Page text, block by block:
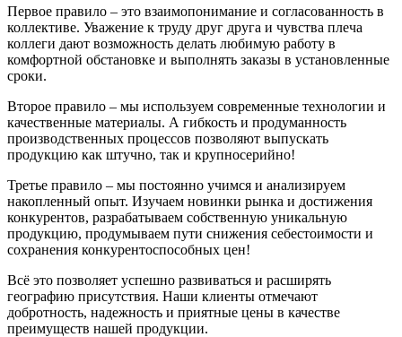
Первое правило – это взаимопонимание и согласованность в
коллективе. Уважение к труду друг друга и чувства плеча
коллеги дают возможность делать любимую работу в
комфортной обстановке и выполнять заказы в установленные
сроки.
Второе правило – мы используем современные технологии и
качественные материалы. А гибкость и продуманность
производственных процессов позволяют выпускать
продукцию как штучно, так и крупносерийно!
Третье правило – мы постоянно учимся и анализируем
накопленный опыт. Изучаем новинки рынка и достижения
конкурентов, разрабатываем собственную уникальную
продукцию, продумываем пути снижения себестоимости и
сохранения конкурентоспособных цен!
Всё это позволяет успешно развиваться и расширять
географию присутствия. Наши клиенты отмечают
добротность, надежность и приятные цены в качестве
преимуществ нашей продукции.